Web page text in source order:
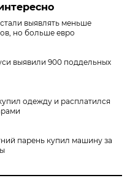
выявлять меньше
но больше евро
выявили 900 поддельных
одежду и расплатился
парень купил машину за